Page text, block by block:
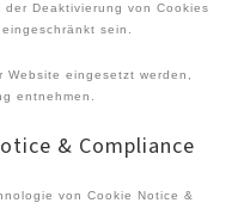
Deaktivierung von Cookies
sein.
Website eingesetzt werden,
entnehmen.
& Compliance
von Cookie Notice &